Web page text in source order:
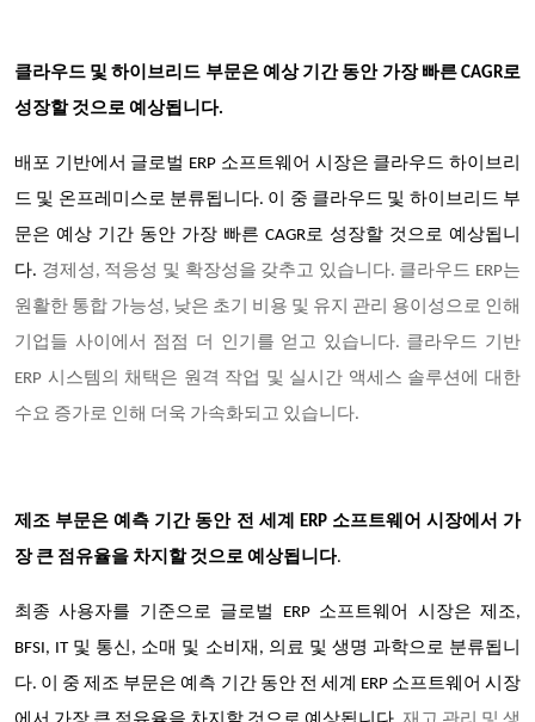
클라우드 및 하이브리드 부문은 예상 기간 동안 가장 빠른 CAGR로
성장할 것으로 예상됩니다.
배포 기반에서 글로벌 ERP 소프트웨어 시장은 클라우드 하이브리
드 및 온프레미스로 분류됩니다. 이 중 클라우드 및 하이브리드 부
문은 예상 기간 동안 가장 빠른 CAGR로 성장할 것으로 예상됩니
다. 경제성, 적응성 및 확장성을 갖추고 있습니다. 클라우드 ERP는
원활한 통합 가능성, 낮은 초기 비용 및 유지 관리 용이성으로 인해
기업들 사이에서 점점 더 인기를 얻고 있습니다. 클라우드 기반
ERP 시스템의 채택은 원격 작업 및 실시간 액세스 솔루션에 대한
수요 증가로 인해 더욱 가속화되고 있습니다.
제조 부문은 예측 기간 동안 전 세계 ERP 소프트웨어 시장에서 가
장 큰 점유율을 차지할 것으로 예상됩니다.
최종 사용자를 기준으로 글로벌 ERP 소프트웨어 시장은 제조,
BFSI, IT 및 통신, 소매 및 소비재, 의료 및 생명 과학으로 분류됩니
다. 이 중 제조 부문은 예측 기간 동안 전 세계 ERP 소프트웨어 시장